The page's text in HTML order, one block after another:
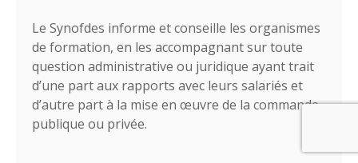
Le Synofdes informe et conseille les organismes
de formation, en les accompagnant sur toute
question administrative ou juridique ayant trait
d’une part aux rapports avec leurs salariés et
d’autre part à la mise en œuvre de la commande
publique ou privée.